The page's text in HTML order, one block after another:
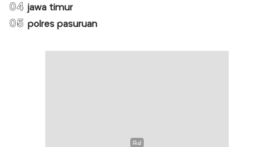
04 jawa timur
05 polres pasuruan